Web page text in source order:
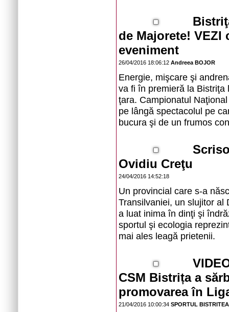
de Majorete! VEZI
eveniment
26/04/2016 18:06:12 Andreea BOJOR
Energie, mişcare şi
va fi în premieră la Bistriţa
ţara. Campionatul
pe lângă spectacolul pe
bucura şi de un frumos
Ovidiu Creţu
24/04/2016 14:52:18
Un provincial care s-a
Transilvaniei, un slujitor al
a luat inima în dinţi şi
sportul şi ecologia
mai ales leagă prietenii.
CSM Bistrița a
promovarea în
21/04/2016 10:00:34 SPORTUL